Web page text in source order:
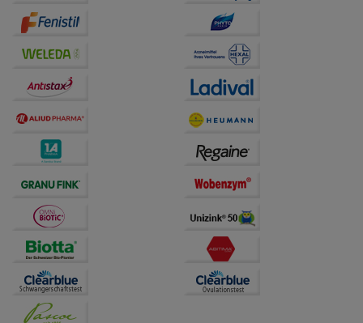
Besuchers oder unsere Seite an bevorzugte
Verhaltensweisen (z.B. Spracheinstellung)
anzupassen. Komfort-Cookies ermöglichen es uns
auch auf Ihre Bedürfnisse zugeschrittene Inhalte
anzuzeigen und unser Partnerprogramm zu
betreiben.
Statistik & Tracking:
Hierüber lassen sich
Informationen über die Art und Weise der Nutzung
unserer Website sammeln, mit deren Hilfe wir unsere
Website weiter für Sie optimieren können, den Inhalt
auf unserer Website aber auch die Werbung auf
Drittseiten möglichst relevant für Sie zu gestalten.
Bitte beachten Sie, dass Daten hierfür teilweise an
Dritte wie z.B. Google oder soziale Medien
übertragen werden.